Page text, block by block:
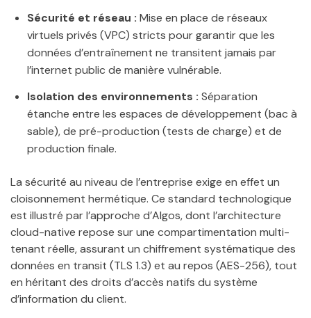
Sécurité et réseau : Mise en place de réseaux
virtuels privés (VPC) stricts pour garantir que les
données d’entraînement ne transitent jamais par
l’internet public de manière vulnérable.
Isolation des environnements : Séparation
étanche entre les espaces de développement (bac à
sable), de pré-production (tests de charge) et de
production finale.
La sécurité au niveau de l’entreprise exige en effet un
cloisonnement hermétique. Ce standard technologique
est illustré par l’approche d’Algos, dont l’architecture
cloud-native repose sur une compartimentation multi-
tenant réelle, assurant un chiffrement systématique des
données en transit (TLS 1.3) et au repos (AES-256), tout
en héritant des droits d’accès natifs du système
d’information du client.